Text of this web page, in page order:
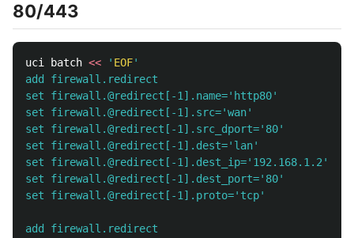
80/443
uci batch << ' EOF'
add firewall.redirect
set firewall.@redirect[-1].name='http80'
set firewall.@redirect[-1].src='wan'
set firewall.@redirect[-1].src_dport='80'
set firewall.@redirect[-1].dest='lan'
set firewall.@redirect[-1].dest_ip='192.168.1.2'
set firewall.@redirect[-1].dest_port='80'
set firewall.@redirect[-1].proto='tcp'
add firewall.redirect